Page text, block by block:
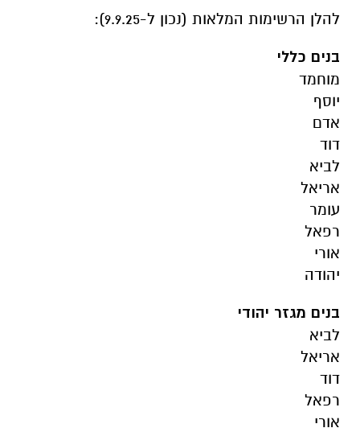
להלן הרשימות המלאות (נכון ל-9.9.25):
בנים כללי
מוחמד
יוסף
אדם
דוד
לביא
אריאל
עומר
רפאל
אורי
יהודה
בנים מגזר יהודי
לביא
אריאל
דוד
רפאל
אורי